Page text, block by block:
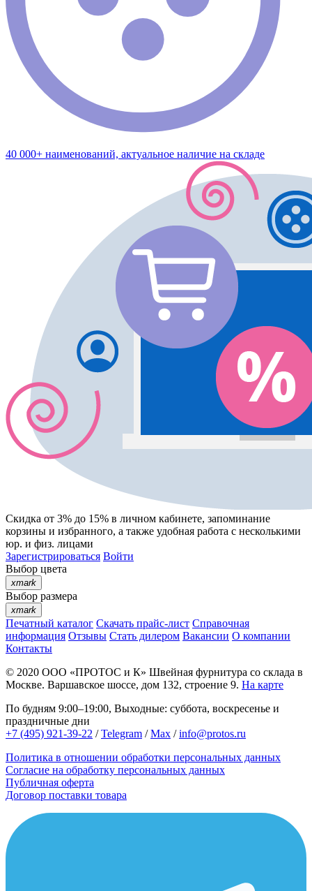
40 000+ наименований, актуальное наличие на складе
Скидка от 3% до 15% в личном кабинете, запоминание
корзины и избранного, а также удобная работа с несколькими
юр. и физ. лицами
Зарегистрироваться Войти
Выбор цвета
xmark
Выбор размера
xmark
Печатный каталог Скачать прайс-лист Справочная
информация Отзывы Стать дилером Вакансии О компании
Контакты
© 2020 ООО «ПРОТОС и К» Швейная фурнитура со склада в
Москве. Варшавское шоссе, дом 132, строение 9. На карте
По будням 9:00–19:00, Выходные: суббота, воскресенье и
праздничные дни
+7 (495) 921-39-22 /Telegram /Max /info@protos.ru
Политика в отношении обработки персональных данных
Согласие на обработку персональных данных
Публичная оферта
Договор поставки товара